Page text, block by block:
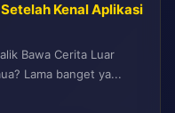
Kenal Aplikasi
Bawa Cerita Luar
Lama banget ya...